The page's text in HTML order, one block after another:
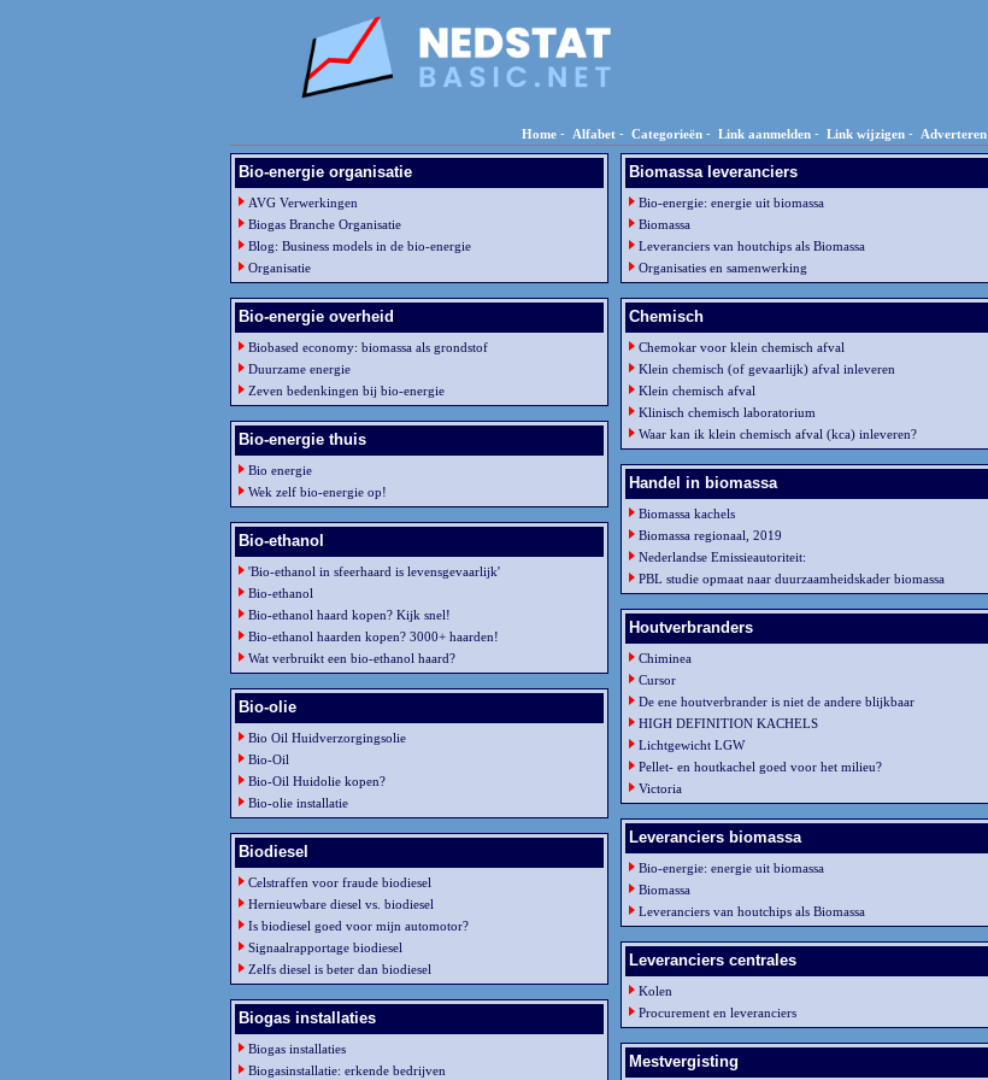
Home - Alfabet - Categorieën - Link aanmelden - Link wijzigen - Adverteren
Bio-energie organisatie
AVG Verwerkingen
Biogas Branche Organisatie
Blog: Business models in de bio-energie
Organisatie
Bio-energie overheid
Biobased economy: biomassa als grondstof
Duurzame energie
Zeven bedenkingen bij bio-energie
Bio-energie thuis
Bio energie
Wek zelf bio-energie op!
Bio-ethanol
'Bio-ethanol in sfeerhaard is levensgevaarlijk'
Bio-ethanol
Bio-ethanol haard kopen? Kijk snel!
Bio-ethanol haarden kopen? 3000+ haarden!
Wat verbruikt een bio-ethanol haard?
Bio-olie
Bio Oil Huidverzorgingsolie
Bio-Oil
Bio-Oil Huidolie kopen?
Bio-olie installatie
Biodiesel
Celstraffen voor fraude biodiesel
Hernieuwbare diesel vs. biodiesel
Is biodiesel goed voor mijn automotor?
Signaalrapportage biodiesel
Zelfs diesel is beter dan biodiesel
Biogas installaties
Biogas installaties
Biogasinstallatie: erkende bedrijven
Biomassa leveranciers
Bio-energie: energie uit biomassa
Biomassa
Leveranciers van houtchips als Biomassa
Organisaties en samenwerking
Chemisch
Chemokar voor klein chemisch afval
Klein chemisch (of gevaarlijk) afval inleveren
Klein chemisch afval
Klinisch chemisch laboratorium
Waar kan ik klein chemisch afval (kca) inleveren?
Handel in biomassa
Biomassa kachels
Biomassa regionaal, 2019
Nederlandse Emissieautoriteit:
PBL studie opmaat naar duurzaamheidskader biomassa
Houtverbranders
Chiminea
Cursor
De ene houtverbrander is niet de andere blijkbaar
HIGH DEFINITION KACHELS
Lichtgewicht LGW
Pellet- en houtkachel goed voor het milieu?
Victoria
Leveranciers biomassa
Bio-energie: energie uit biomassa
Biomassa
Leveranciers van houtchips als Biomassa
Leveranciers centrales
Kolen
Procurement en leveranciers
Mestvergisting